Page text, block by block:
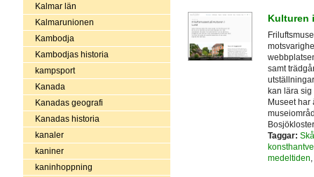
Kalmar län
Kalmarunionen
Kambodja
Kambodjas historia
kampsport
Kanada
Kanadas geografi
Kanadas historia
kanaler
kaniner
kaninhoppning
Kulturen
samt
kan lära
Museet
Taggar:
medeltiden,